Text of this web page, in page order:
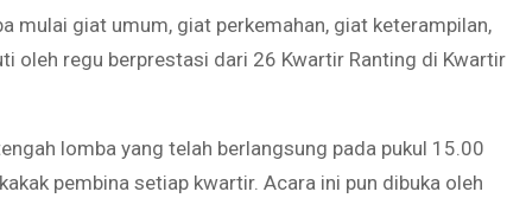
mulai giat umum, giat perkemahan, giat keterampilan,
oleh regu berprestasi dari 26 Kwartir Ranting di Kwartir
lomba yang telah berlangsung pada pukul 15.00
pembina setiap kwartir. Acara ini pun dibuka oleh